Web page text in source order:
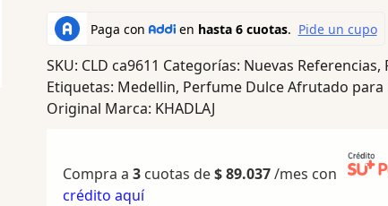
SKU: CLD ca9611 Categorías: Nuevas Referencias,
Etiquetas: Medellin, Perfume Dulce Afrutado para
Original Marca: KHADLAJ
Compra a 3cuotas de$89.037/mes con
crédito aquí